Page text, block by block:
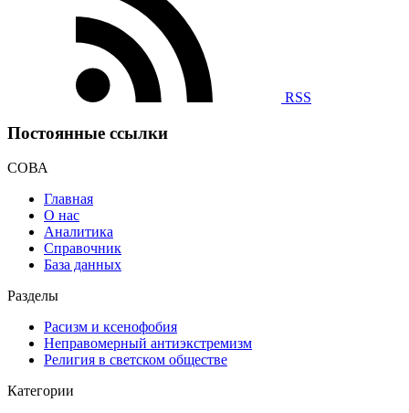
RSS
Постоянные ссылки
СОВА
Главная
О нас
Аналитика
Справочник
База данных
Разделы
Расизм и ксенофобия
Неправомерный антиэкстремизм
Религия в светском обществе
Категории